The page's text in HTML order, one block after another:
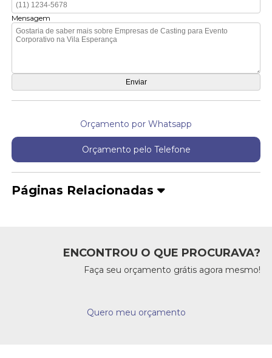
Mensagem
Orçamento por Whatsapp
Orçamento pelo Telefone
Páginas Relacionadas
ENCONTROU O QUE PROCURAVA?
Faça seu orçamento grátis agora mesmo!
Quero meu orçamento